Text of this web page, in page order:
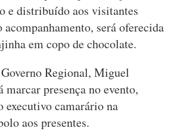
e distribuído aos visitantes
acompanhamento, será oferecida
em copo de chocolate.
Regional, Miguel
presença no evento,
executivo camarário na
aos presentes.